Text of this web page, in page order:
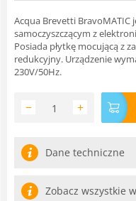
Acqua Brevetti
samoczyszczącym z
Posiada płytkę mocującą z
redukcyjny. Urządzenie
230V/50Hz.
+
−
Dane techniczne
Zobacz wszystkie